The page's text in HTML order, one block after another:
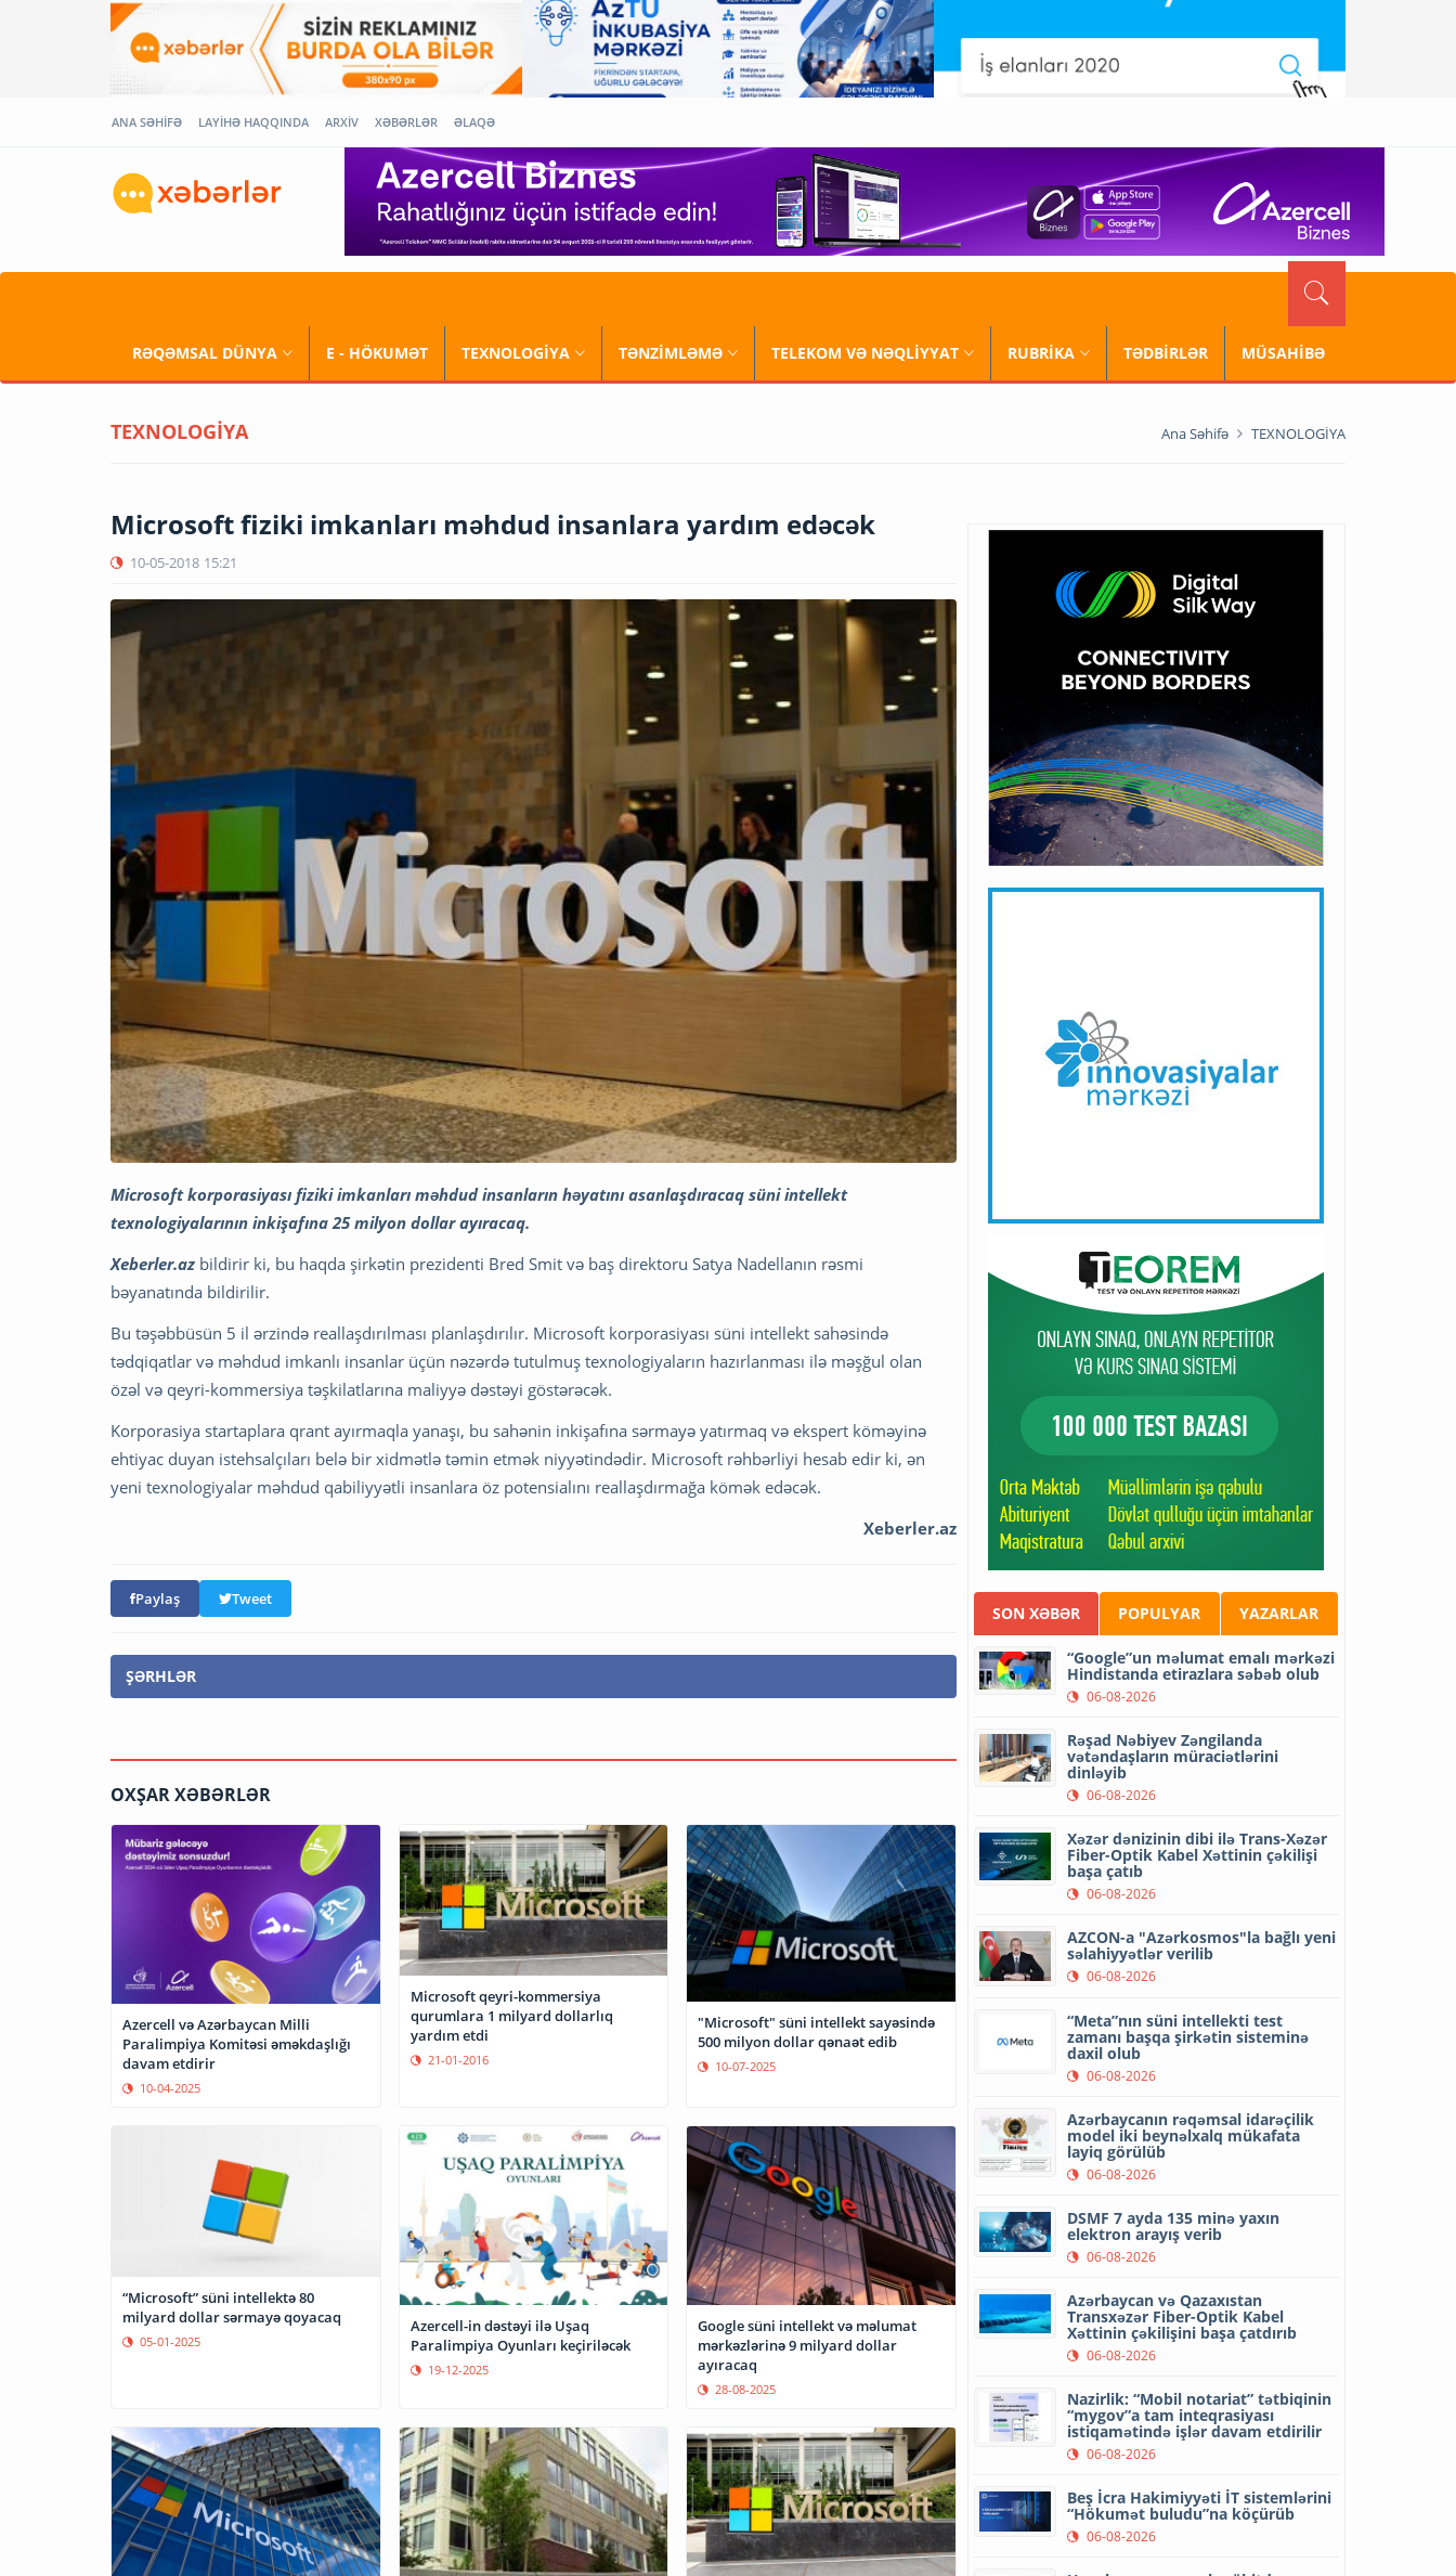
ANA SƏHİFƏ LAYİHƏ HAQQINDA ARXİV XƏBƏRLƏR ƏLAQƏ
RƏQƏMSAL DÜNYA E - HÖKUMƏT TEXNOLOGİYA TƏNZİMLƏMƏ TELEKOM VƏ NƏQLİYYAT RUBRİKA TƏDBİRLƏR MÜSAHİBƏ
TEXNOLOGİYA Ana Səhifə TEXNOLOGİYA
Microsoft fiziki imkanları məhdud insanlara yardım edəcək
10-05-2018 15:21
Microsoft korporasiyası fiziki imkanları məhdud insanların həyatını asanlaşdıracaq süni intellekt
texnologiyalarının inkişafına 25 milyon dollar ayıracaq.
Xeberler.az bildirir ki, bu haqda şirkətin prezidenti Bred Smit və baş direktoru Satya Nadellanın rəsmi
bəyanatında bildirilir.
Bu təşəbbüsün 5 il ərzində reallaşdırılması planlaşdırılır. Microsoft korporasiyası süni intellekt sahəsində
tədqiqatlar və məhdud imkanlı insanlar üçün nəzərdə tutulmuş texnologiyaların hazırlanması ilə məşğul olan
özəl və qeyri-kommersiya təşkilatlarına maliyyə dəstəyi göstərəcək.
Korporasiya startaplara qrant ayırmaqla yanaşı, bu sahənin inkişafına sərmayə yatırmaq və ekspert köməyinə
ehtiyac duyan istehsalçıları belə bir xidmətlə təmin etmək niyyətindədir. Microsoft rəhbərliyi hesab edir ki, ən
yeni texnologiyalar məhdud qabiliyyətli insanlara öz potensialını reallaşdırmağa kömək edəcək.
Xeberler.az
Paylaş Tweet
ŞƏRHLƏR
OXŞAR XƏBƏRLƏR
Azercell və Azərbaycan Milli
Paralimpiya Komitəsi əməkdaşlığı
davam etdirir
10-04-2025
Microsoft qeyri-kommersiya
qurumlara 1 milyard dollarlıq
yardım etdi
21-01-2016
"Microsoft" süni intellekt sayəsində
500 milyon dollar qənaət edib
10-07-2025
“Microsoft” süni intellektə 80
milyard dollar sərmayə qoyacaq
05-01-2025
Azercell-in dəstəyi ilə Uşaq
Paralimpiya Oyunları keçiriləcək
19-12-2025
Google süni intellekt və məlumat
mərkəzlərinə 9 milyard dollar
ayıracaq
28-08-2025
SON XƏBƏR POPULYAR YAZARLAR
“Google”un məlumat emalı mərkəzi
Hindistanda etirazlara səbəb olub
06-08-2026
Rəşad Nəbiyev Zəngilanda
vətəndaşların müraciətlərini
dinləyib
06-08-2026
Xəzər dənizinin dibi ilə Trans-Xəzər
Fiber-Optik Kabel Xəttinin çəkilişi
başa çatıb
06-08-2026
AZCON-a "Azərkosmos"la bağlı yeni
səlahiyyətlər verilib
06-08-2026
“Meta”nın süni intellekti test
zamanı başqa şirkətin sisteminə
daxil olub
06-08-2026
Azərbaycanın rəqəmsal idarəçilik
model iki beynəlxalq mükafata
layiq görülüb
06-08-2026
DSMF 7 ayda 135 minə yaxın
elektron arayış verib
06-08-2026
Azərbaycan və Qazaxıstan
Transxəzər Fiber-Optik Kabel
Xəttinin çəkilişini başa çatdırıb
06-08-2026
Nazirlik: “Mobil notariat” tətbiqinin
“mygov”a tam inteqrasiyası
istiqamətində işlər davam etdirilir
06-08-2026
Beş İcra Hakimiyyəti İT sistemlərini
“Hökumət buludu”na köçürüb
06-08-2026